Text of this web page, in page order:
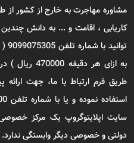
مشاوره مهاجرت به خارج از کشور
کاریابی ، اقامت و ... به دانش
به ازای هر
طریق فرم ارتباط با ما، جهت ارائه
سایت اپلایتوگروپ یک مرکز
دولتی و خصوصی دیگر وابستگی ندارد.